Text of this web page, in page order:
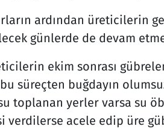
ardından üreticilerin
günlerde de devam
ekim sonrası
bu süreçten buğdayın
toplanan yerler varsa su
verdilerse acele edip üre